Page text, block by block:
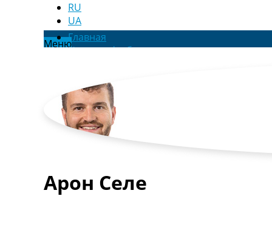
RU
UA
МенюГлавная
Новости футбола
Новости футбола Украины
Последние комментарии
Конкурс прогнозов
Логин
Рейтинги
Турниры
Арон Селе